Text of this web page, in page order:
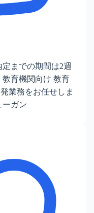
定までの期間は2週
育機関向け 教育
業務をお任せしま
ガン